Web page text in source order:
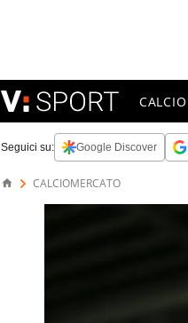
CALCIO
Seguici su: Google Discover
CALCIOMERCATO